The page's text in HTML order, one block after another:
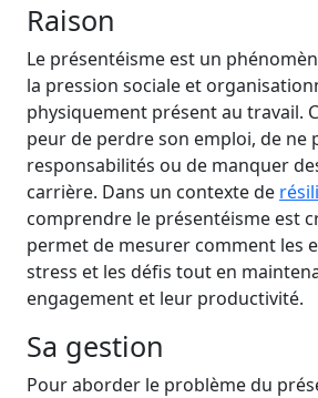
Raison
Le présentéisme est un
la pression sociale et
physiquement présent au travail.
peur de perdre son emploi, de ne
responsabilités ou de manquer
carrière. Dans un contexte de
comprendre le présentéisme est
permet de mesurer comment les
stress et les défis tout en
engagement et leur productivité.
Sa gestion
Pour aborder le problème du